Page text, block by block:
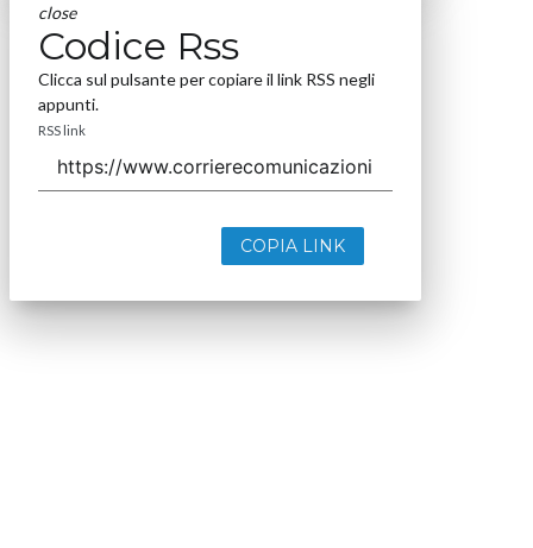
close
Codice Rss
Clicca sul pulsante per copiare il link RSS negli
appunti.
RSS link
COPIA LINK